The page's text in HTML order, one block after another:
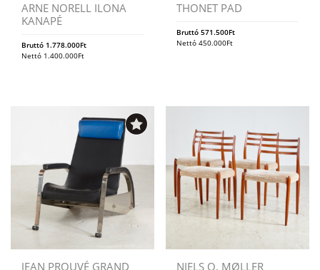
ARNE NORELL ILONA
KANAPÉ
Bruttó 1.778.000Ft
Nettó 1.400.000Ft
THONET PAD
Bruttó571.500Ft
Nettó450.000Ft
JEAN PROUVÉ GRAND
NIELS O. MØLLER